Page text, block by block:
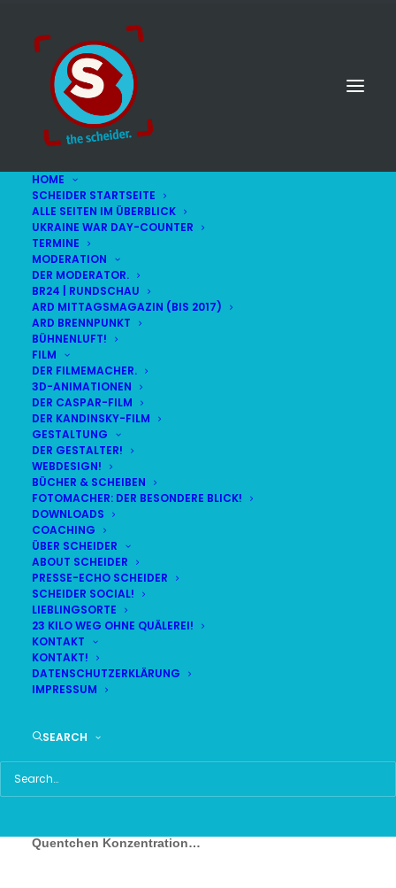
HOME
SCHEIDER STARTSEITE
ALLE SEITEN IM ÜBERBLICK
UKRAINE WAR DAY-COUNTER
TERMINE
MODERATION
DER MODERATOR.
BR24 | RUNDSCHAU
ARD MITTAGSMAGAZIN (BIS 2017)
ARD BRENNPUNKT
BÜHNENLUFT!
FILM
DER FILMEMACHER.
3D-ANIMATIONEN
DER CASPAR-FILM
DER KANDINSKY-FILM
GESTALTUNG
DER GESTALTER!
WEBDESIGN!
BÜCHER & SCHEIBEN
FOTOMACHER: DER BESONDERE BLICK!
DOWNLOADS
COACHING
ÜBER SCHEIDER
ABOUT SCHEIDER
PRESSE-ECHO SCHEIDER
SCHEIDER SOCIAL!
LIEBLINGSORTE
23 KILO WEG OHNE QUÄLEREI!
KONTAKT
KONTAKT!
DATENSCHUTZERKLÄRUNG
IMPRESSUM
SEARCH
SUPER-
WAHLJAHR
2013
Landtags- und
Bundestagswahl innerhalb
einer Woche
Gleich zwei Hammerwahlen halten uns im Herbst 2013
am 15.9. – und die Bundestagswahl – live aus dem BR-
ganze Team heißt das: Akkus auftanken, Augen auf
und durch! Jede Sendung dauert etwas um die acht
Quentchen Konzentration…